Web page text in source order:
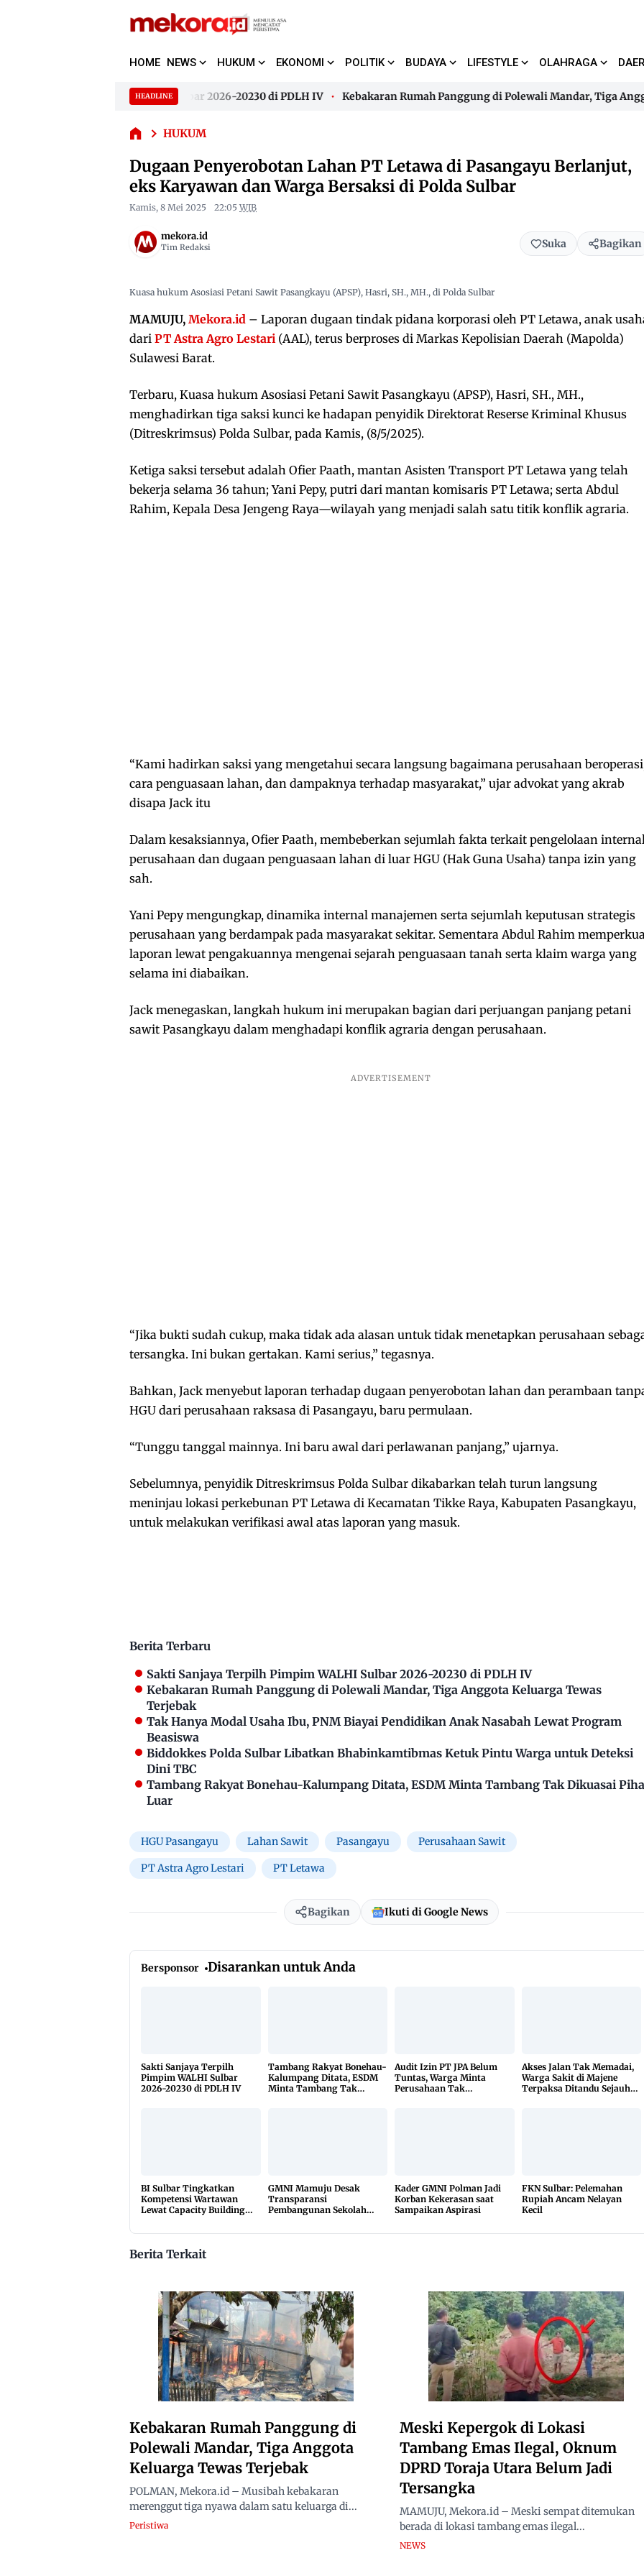
HOME NEWS HUKUM EKONOMI POLITIK BUDAYA LIFESTYLE OLAHRAGA
HEADLINE
Terpilh Pimpim WALHI Sulbar 2026-20230 di PDLH IV Kebakaran Rumah Panggung di Polewali Mandar, Tiga
Terpilh Pimpim WALHI Sulbar 2026-20230 di PDLH IV
HUKUM
Dugaan
Lahan PT
Berlanjut, eks
dan Warga
Bersaksi di
Polda Sulbar
Dugaan Penyerobotan Lahan PT Letawa di Pasangayu Berlanjut,
eks Karyawan dan Warga Bersaksi di Polda Sulbar
Kamis, 8 Mei 2025 22:05 WIB
mekora.id
Tim Redaksi Suka Bagikan
Kuasa hukum Asosiasi Petani Sawit Pasangkayu (APSP), Hasri, SH., MH., di Polda Sulbar
MAMUJU, Mekora.id – Laporan dugaan tindak pidana korporasi oleh PT Letawa, anak
dari PT Astra Agro Lestari (AAL), terus berproses di Markas Kepolisian Daerah (Mapolda)
Sulawesi Barat.
Terbaru, Kuasa hukum Asosiasi Petani Sawit Pasangkayu (APSP), Hasri, SH., MH.,
menghadirkan tiga saksi kunci ke hadapan penyidik Direktorat Reserse Kriminal Khusus
(Ditreskrimsus) Polda Sulbar, pada Kamis, (8/5/2025).
Ketiga saksi tersebut adalah Ofier Paath, mantan Asisten Transport PT Letawa yang telah
bekerja selama 36 tahun; Yani Pepy, putri dari mantan komisaris PT Letawa; serta Abdul
Rahim, Kepala Desa Jengeng Raya—wilayah yang menjadi salah satu titik konflik agraria.
“Kami hadirkan saksi yang mengetahui secara langsung bagaimana perusahaan
cara penguasaan lahan, dan dampaknya terhadap masyarakat,” ujar advokat yang akrab
disapa Jack itu
Dalam kesaksiannya, Ofier Paath, membeberkan sejumlah fakta terkait pengelolaan
perusahaan dan dugaan penguasaan lahan di luar HGU (Hak Guna Usaha) tanpa izin yang
sah.
Yani Pepy mengungkap, dinamika internal manajemen serta sejumlah keputusan strategis
perusahaan yang berdampak pada masyarakat sekitar. Sementara Abdul Rahim
laporan lewat pengakuannya mengenai sejarah penguasaan tanah serta klaim warga yang
selama ini diabaikan.
Jack menegaskan, langkah hukum ini merupakan bagian dari perjuangan panjang petani
sawit Pasangkayu dalam menghadapi konflik agraria dengan perusahaan.
“Jika bukti sudah cukup, maka tidak ada alasan untuk tidak menetapkan perusahaan
tersangka. Ini bukan gertakan. Kami serius,” tegasnya.
Bahkan, Jack menyebut laporan terhadap dugaan penyerobotan lahan dan perambaan
HGU dari perusahaan raksasa di Pasangayu, baru permulaan.
“Tunggu tanggal mainnya. Ini baru awal dari perlawanan panjang,” ujarnya.
Sebelumnya, penyidik Ditreskrimsus Polda Sulbar dikabarkan telah turun langsung
meninjau lokasi perkebunan PT Letawa di Kecamatan Tikke Raya, Kabupaten Pasangkayu,
untuk melakukan verifikasi awal atas laporan yang masuk.
Berita Terbaru
Sakti Sanjaya Terpilh Pimpim WALHI Sulbar 2026-20230 di PDLH IV
Kebakaran Rumah Panggung di Polewali Mandar, Tiga Anggota Keluarga Tewas
Terjebak
Tak Hanya Modal Usaha Ibu, PNM Biayai Pendidikan Anak Nasabah Lewat Program
Beasiswa
Biddokkes Polda Sulbar Libatkan Bhabinkamtibmas Ketuk Pintu Warga untuk Deteksi
Dini TBC
Tambang Rakyat Bonehau-Kalumpang Ditata, ESDM Minta Tambang Tak Dikuasai
Luar
HGU Pasangayu Lahan Sawit Pasangayu Perusahaan Sawit
PT Astra Agro Lestari PT Letawa
Bagikan Ikuti di Google News
Bersponsor Disarankan untuk Anda
Sakti Sanjaya Terpilh
Pimpim WALHI Sulbar
2026-20230 di PDLH IV
Tambang Rakyat Bonehau-
Kalumpang Ditata, ESDM
Minta Tambang Tak
Audit Izin PT JPA Belum
Tuntas, Warga Minta
Perusahaan Tak
Akses Jalan Tak Memadai,
Warga Sakit di Majene
Terpaksa Ditandu Sejauh
BI Sulbar Tingkatkan
Kompetensi Wartawan
Lewat Capacity Building
GMNI Mamuju Desak
Transparansi
Pembangunan Sekolah
Material Dibuka
Kader GMNI Polman Jadi
Korban Kekerasan saat
Sampaikan Aspirasi
FKN Sulbar: Pelemahan
Rupiah Ancam Nelayan
Kecil
Berita Terkait
Kebakaran Rumah Panggung di
Polewali Mandar, Tiga Anggota
Keluarga Tewas Terjebak
POLMAN, Mekora.id – Musibah kebakaran
merenggut tiga nyawa dalam satu keluarga di...
Peristiwa
Meski Kepergok di Lokasi
Tambang Emas Ilegal, Oknum
DPRD Toraja Utara Belum Jadi
Tersangka
MAMUJU, Mekora.id – Meski sempat ditemukan
berada di lokasi tambang emas ilegal...
NEWS